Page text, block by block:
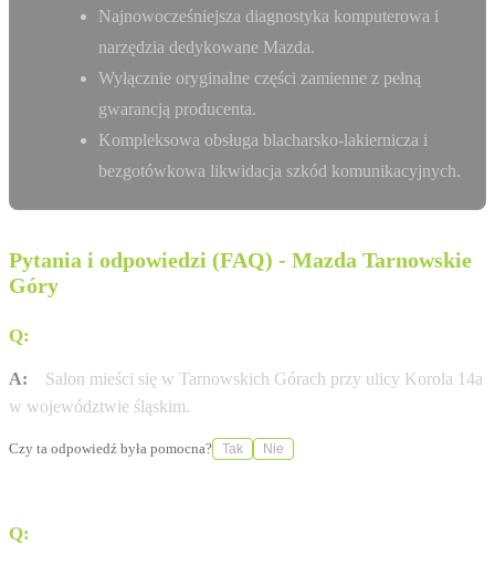
Najnowocześniejsza diagnostyka komputerowa i
narzędzia dedykowane Mazda.
Wyłącznie oryginalne części zamienne z pełną
gwarancją producenta.
Kompleksowa obsługa blacharsko-lakiernicza i
bezgotówkowa likwidacja szkód komunikacyjnych.
Pytania i odpowiedzi (FAQ) - Mazda Tarnowskie
Góry
Q:
A:
Salon mieści się w Tarnowskich Górach przy ulicy Korola 14a
w województwie śląskim.
Czy ta odpowiedź była pomocna? Tak Nie
Q: